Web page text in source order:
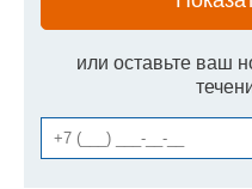
или оставьте ваш